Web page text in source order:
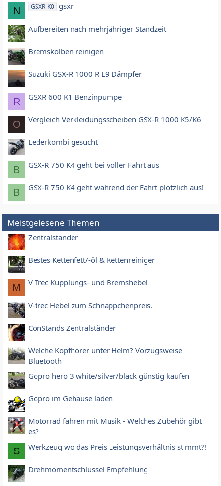
N GSXR-K0 gsxr
Aufbereiten nach mehrjähriger Standzeit
Bremskolben reinigen
Suzuki GSX-R 1000 R L9 Dämpfer
R GSXR 600 K1 Benzinpumpe
O Vergleich Verkleidungsscheiben GSX-R 1000 K5/K6
Lederkombi gesucht
B GSX-R 750 K4 geht bei voller Fahrt aus
B GSX-R 750 K4 geht während der Fahrt plötzlich aus!
Meistgelesene Themen
Zentralständer
Bestes Kettenfett/-öl & Kettenreiniger
M V Trec Kupplungs- und Bremshebel
V-trec Hebel zum Schnäppchenpreis.
ConStands Zentralständer
Welche Kopfhörer unter Helm? Vorzugsweise
Bluetooth
Gopro hero 3 white/silver/black günstig kaufen
Gopro im Gehäuse laden
Motorrad fahren mit Musik - Welches Zubehör gibt
es?
S Werkzeug wo das Preis Leistungsverhältnis stimmt?!
Drehmomentschlüssel Empfehlung